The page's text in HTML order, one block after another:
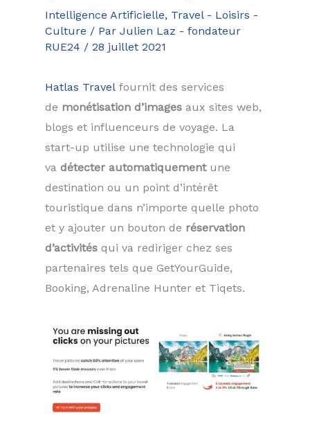
Intelligence Artificielle, Travel - Loisirs -
Culture / Par Julien Laz - fondateur
RUE24 / 28 juillet 2021
Hatlas Travel fournit des services
de monétisation d’images aux sites web,
blogs et influenceurs de voyage. La
start-up utilise une technologie qui
va détecter automatiquementune
destination ou un point d’intérêt
touristique dans n’importe quelle photo
et y ajouter un bouton de réservation
d’activités qui va rediriger chez ses
partenaires tels que GetYourGuide,
Booking, Adrenaline Hunter et Tiqets.